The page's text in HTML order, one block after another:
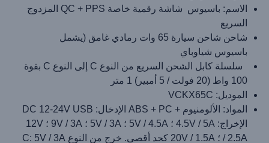
الاسم: باسيوس شاشة رقمية خاصة QC + PPS المزدوج
السريع
شاحن شاحن سيارة 65 وات رمادي غامق (يشمل
باسيوس شياوباي
سلسلة كابل الشحن السريع من النوع C إلى النوع C بقوة
100 واط (20 فولت / 5 أمبير) 1 متر
الموديل: VCKX65C
المواد: الألومنيوم + ABS + PC الإدخال: DC 12-24V USB
الإخراج: 4.5V / 5A ؛ 5V / 4.5A ؛ 5V / 3A ؛ 9V / 3A ؛ 12V
/ 2.5A ؛ 20V / 1.5A كحد أقصى. خرج من النوع C: 5V / 3A